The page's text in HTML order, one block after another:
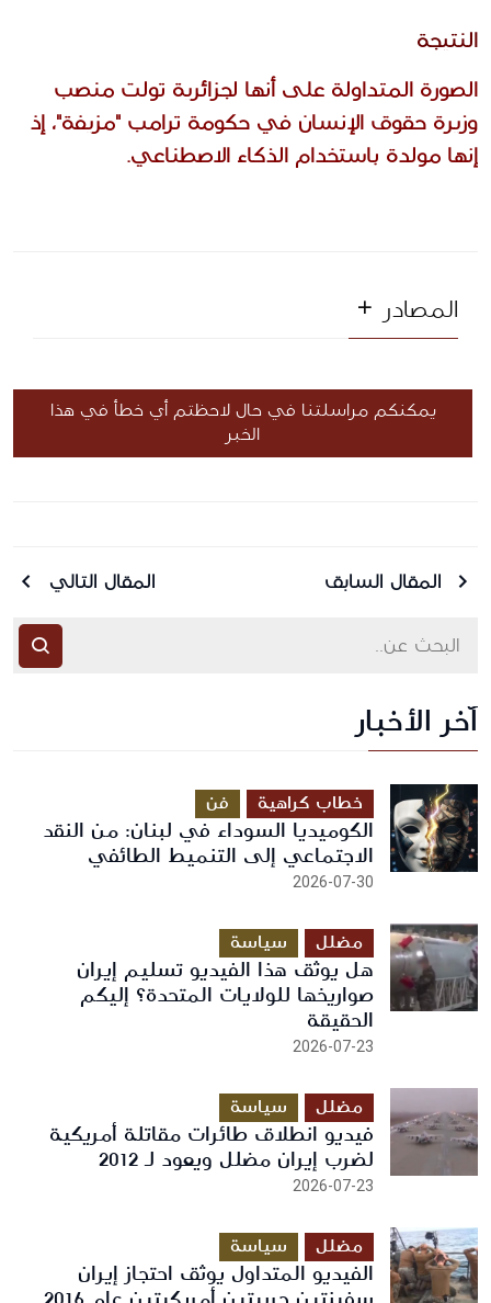
النتيجة
إنها مولدة باستخدام الذكاء الاصطناعي.
المصادر
يمكنكم مراسلتنا في حال لاحظتم أي خطأ في هذا
الخبر
المقال السابق المقال التالي
آخر الأخبار
خطاب كراهية فن
الكوميديا السوداء في لبنان: من النقد
الاجتماعي إلى التنميط الطائفي
2026-07-30
مضلل سياسة
هل يوثق هذا الفيديو تسليم إيران
صواريخها للولايات المتحدة؟ إليكم
الحقيقة
2026-07-23
مضلل سياسة
فيديو انطلاق طائرات مقاتلة أمريكية
لضرب إيران مضلل ويعود لـ 2012
2026-07-23
مضلل سياسة
الفيديو المتداول يوثق احتجاز إيران
سفينتين حربيتين أمريكيتين عام 2016